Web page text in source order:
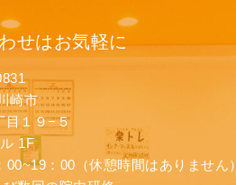
せはお気軽に
崎市
目１９−５
1F
：00（休憩時間はありません）